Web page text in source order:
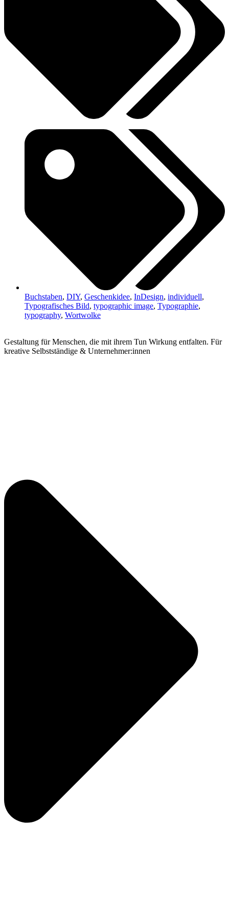
Buchstaben, DIY, Geschenkidee, InDesign, individuell,
Typografisches Bild, typographic image, Typographie,
typography, Wortwolke
Gestaltung für Menschen, die mit ihrem Tun Wirkung entfalten. Für
kreative Selbstständige & Unternehmer:innen